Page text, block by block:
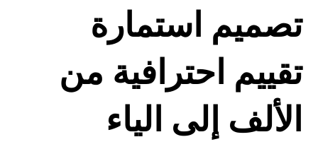
تصميم استمارة
تقييم احترافية من
الألف إلى الياء